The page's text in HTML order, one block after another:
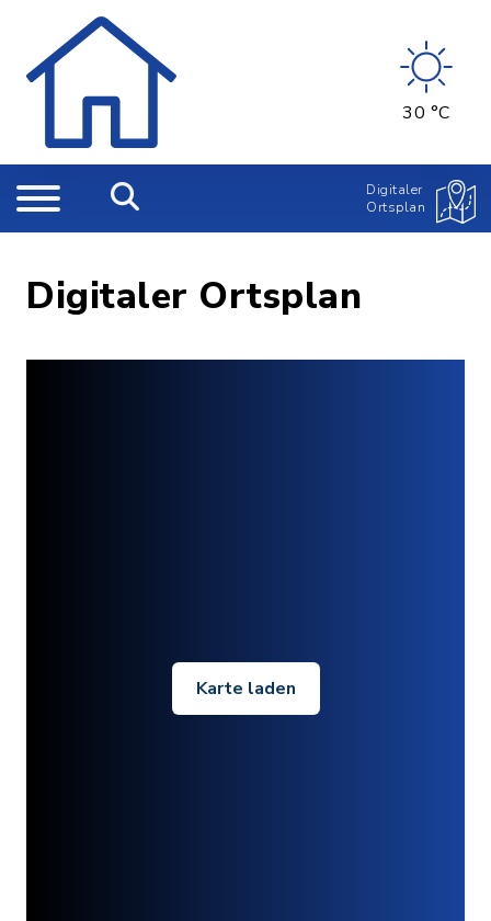
30 °C
Digitaler
Ortsplan
Digitaler Ortsplan
Karte laden